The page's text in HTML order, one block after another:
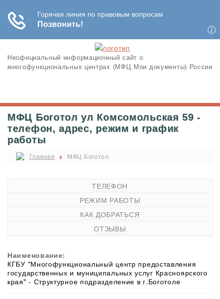
Неофициальный информационный сайт о
многофункциональных центрах (МФЦ Мои документы) России
МФЦ Боготол ул Комсомольская 59 -
телефон, адрес, режим и график
работы
Главная МФЦ Боготол
ТЕЛЕФОН
РЕЖИМ РАБОТЫ
КАК ДОБРАТЬСЯ
ОТЗЫВЫ
Наименование:
КГБУ "Многофункциональный центр предоставления
государственных и муниципальных услуг Красноярского
края" - Структурное подразделение в г.Боготоле